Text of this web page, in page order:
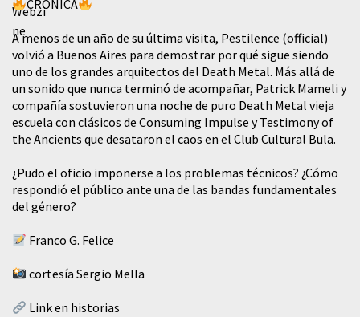
CRÓNICA
A menos de un año de su última visita, Pestilence (official)
volvió a Buenos Aires para demostrar por qué sigue siendo
uno de los grandes arquitectos del Death Metal. Más allá de
un sonido que nunca terminó de acompañar, Patrick Mameli y
compañía sostuvieron una noche de puro Death Metal vieja
escuela con clásicos de Consuming Impulse y Testimony of
the Ancients que desataron el caos en el Club Cultural Bula.
¿Pudo el oficio imponerse a los problemas técnicos? ¿Cómo
respondió el público ante una de las bandas fundamentales
del género?
Franco G. Felice
cortesía Sergio Mella
Link en historias